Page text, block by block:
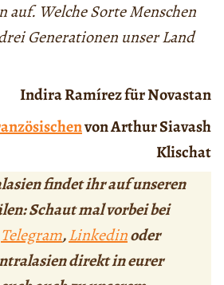
auf. Welche Sorte Menschen
Generationen unser Land
Indira Ramírez für Novastan
von Arthur Siavash
Klischat
findet ihr auf unseren
Schaut mal vorbei bei
Telegram,Linkedinoder
direkt in eurer